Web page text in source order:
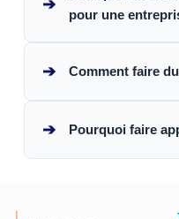
➔
pour une
➔ Comment faire
➔ Pourquoi faire